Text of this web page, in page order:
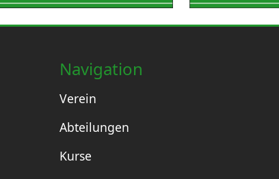
Navigation
Verein
Abteilungen
Kurse